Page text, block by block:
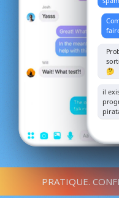
🤔
il
PRATIQUE.